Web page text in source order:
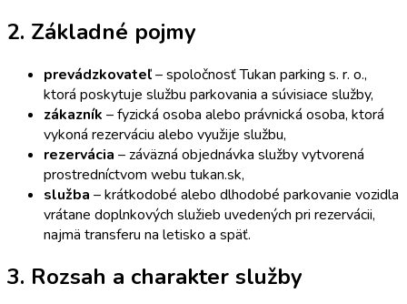
2. Základné pojmy
prevádzkovateľ– spoločnosť Tukan parking s. r. o.,
ktorá poskytuje službu parkovania a súvisiace služby,
zákazník – fyzická osoba alebo právnická osoba, ktorá
vykoná rezerváciu alebo využije službu,
rezervácia – záväzná objednávka služby vytvorená
prostredníctvom webu tukan.sk,
služba – krátkodobé alebo dlhodobé parkovanie vozidla
vrátane doplnkových služieb uvedených pri rezervácii,
najmä transferu na letisko a späť.
3. Rozsah a charakter služby